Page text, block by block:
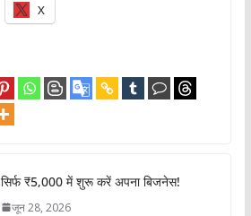
X
सिर्फ ₹5,000 में शुरू करें अपना बिजनेस!
जून 28, 2026